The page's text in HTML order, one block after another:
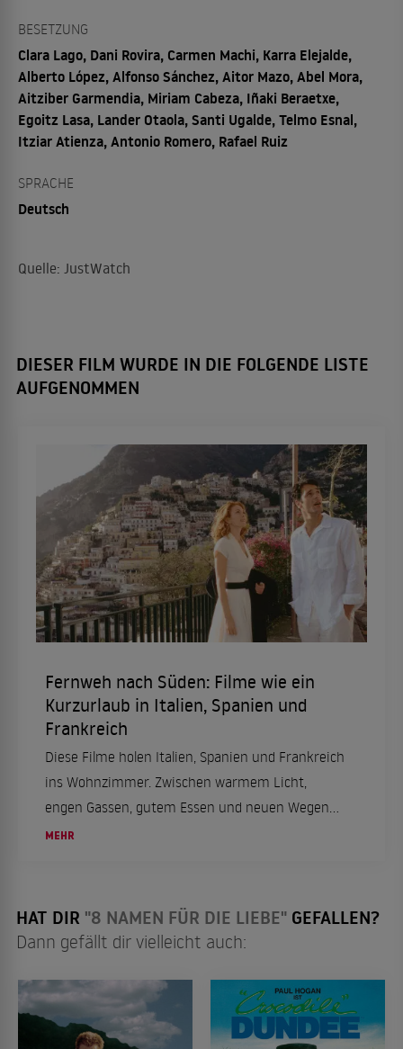
BESETZUNG
Clara Lago, Dani Rovira, Carmen Machi, Karra Elejalde,
Alberto López, Alfonso Sánchez, Aitor Mazo, Abel Mora,
Aitziber Garmendia, Miriam Cabeza, Iñaki Beraetxe,
Egoitz Lasa, Lander Otaola, Santi Ugalde, Telmo Esnal,
Itziar Atienza, Antonio Romero, Rafael Ruiz
SPRACHE
Deutsch
Quelle: JustWatch
DIESER FILM WURDE IN DIE FOLGENDE LISTE
AUFGENOMMEN
Fernweh nach Süden: Filme wie ein
Kurzurlaub in Italien, Spanien und
Frankreich
Diese Filme holen Italien, Spanien und Frankreich
ins Wohnzimmer. Zwischen warmem Licht,
engen Gassen, gutem Essen und neuen Wegen
entsteht echtes Reisegefühl.
MEHR
HAT DIR "8 NAMEN FÜR DIE LIEBE" GEFALLEN?
Dann gefällt dir vielleicht auch: